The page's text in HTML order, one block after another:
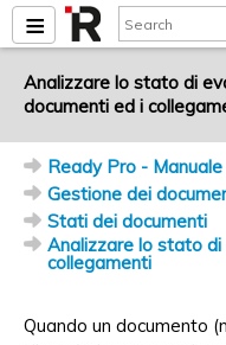
Analizzare lo stato di
documenti ed i
Ready Pro -
Gestione dei
Stati dei documenti
Analizzare lo stato
collegamenti
Quando un documento